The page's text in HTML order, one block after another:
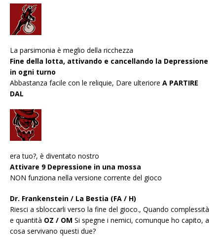
La parsimonia è meglio della ricchezza
Fine della lotta, attivando e cancellando la Depressione
in ogni turno
Abbastanza facile con le reliquie, Dare ulteriore A PARTIRE
DAL
era tuo?, è diventato nostro
Attivare 9 Depressione in una mossa
NON funziona nella versione corrente del gioco
Dr. Frankenstein / La Bestia (FA / H)
Riesci a sbloccarli verso la fine del gioco., Quando complessità
e quantità OZ / OM Si spegne i nemici, comunque ho capito, a
cosa servivano questi due?